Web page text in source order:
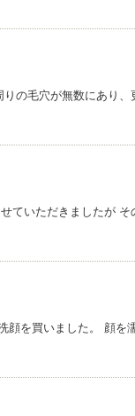
りの毛穴が無数にあり
ていただきましたが
顔を買いました。 顔